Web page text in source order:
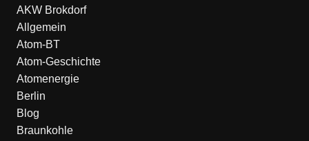
AKW Brokdorf
Allgemein
Atom-BT
Atom-Geschichte
Atomenergie
Berlin
Blog
Braunkohle